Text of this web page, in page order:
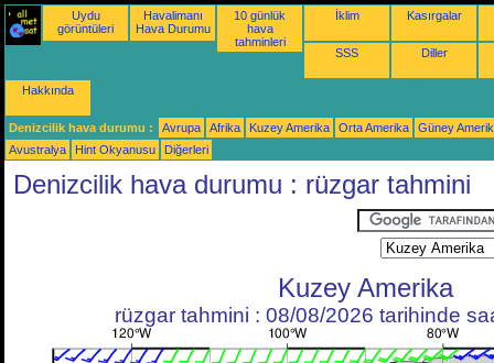
Uydu
görüntüleri
Havalimanı
Hava Durumu
10 günlük
hava
tahminleri
İklim Kasırgalar
SSS Diller
Hakkında
Denizcilik hava durumu : Avrupa Afrika Kuzey Amerika Orta Amerika
Güney
Avustralya
Hint Okyanusu Diğerleri
Denizcilik hava durumu : rüzgar tahmini
Kuzey Amerika
rüzgar tahmini : 08/08/2026 tarihinde